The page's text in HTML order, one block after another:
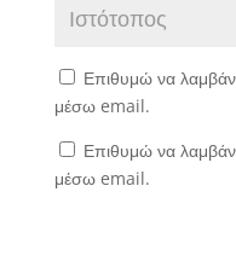
Επιθυμώ να
μέσω email.
Επιθυμώ να
μέσω email.